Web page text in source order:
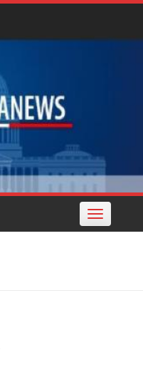
Toggle
navigation